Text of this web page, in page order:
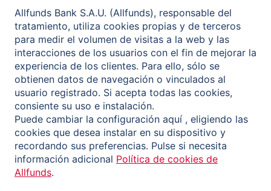
Allfunds Bank S.A.U. (Allfunds), responsable del
tratamiento, utiliza cookies propias y de terceros
para medir el volumen de visitas a la web y las
interacciones de los usuarios con el fin de mejorar la
experiencia de los clientes. Para ello, sólo se
obtienen datos de navegación o vinculados al
usuario registrado. Si acepta todas las cookies,
consiente su uso e instalación.
Puede cambiar la configuración aquí , eligiendo las
cookies que desea instalar en su dispositivo y
recordando sus preferencias. Pulse si necesita
información adicional Política de cookies de
Allfunds.